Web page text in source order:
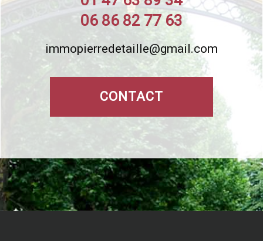
06 86 82 77 63
immopierredetaille@gmail.com
CONTACT